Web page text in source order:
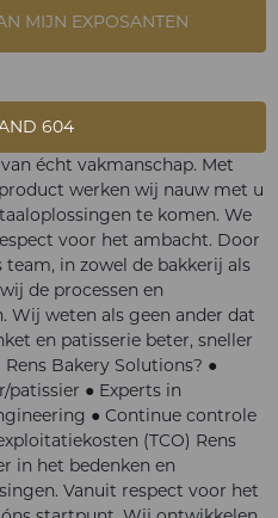
MIJN EXPOSANTEN
604
écht vakmanschap. Met
werken wij nauw met u
te komen. We
voor het ambacht. Door
in zowel de bakkerij als
de processen en
Wij weten als geen ander dat
en patisserie beter, sneller
Bakery Solutions? ●
patissier ● Experts in
● Continue controle
(TCO) Rens
in het bedenken en
Vanuit respect voor het